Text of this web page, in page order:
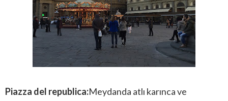
Piazza del republica:Meydanda atlı karınca ve